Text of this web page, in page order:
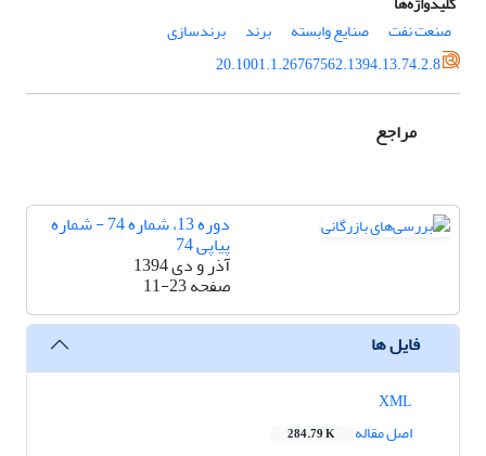
صنعت نفت
صنایع وابسته برند
برندسازی
20.1001.1.26767562.1394.13.74.2.8
مراجع
دوره 13، شماره 74 - شماره
پیاپی 74
آذر و دی 1394
صفحه11-23
فایل ها
اصل مقاله
284.79 K